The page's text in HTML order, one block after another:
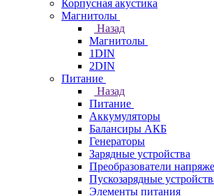
Корпусная акустика
Магнитолы
Назад
Магнитолы
1DIN
2DIN
Питание
Назад
Питание
Аккумуляторы
Балансиры АКБ
Генераторы
Зарядные устройства
Преобразователи
Пускозарядные
Элементы питания